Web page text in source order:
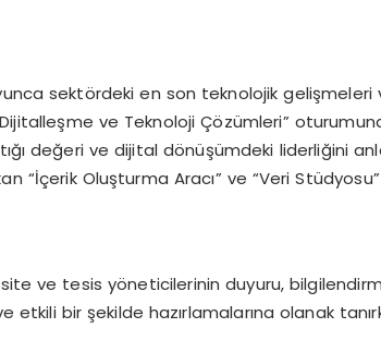
sektördeki en son teknolojik
ve Teknoloji Çözümleri”
değeri ve dijital dönüşümdeki liderliğini
“İçerik Oluşturma Aracı” ve “Veri
ve tesis yöneticilerinin duyuru,
etkili bir şekilde hazırlamalarına olanak